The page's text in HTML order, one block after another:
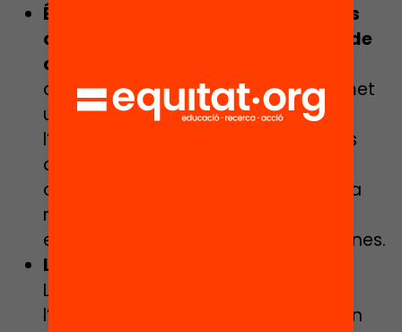
És recomanable abordar els temes
controvertits des d’una proposta de
centre
centre, més que no pas d’aula, permet
una pràctica més continuada amb
l’alumnat per desenvolupar millor les
competències de diàleg, una major
coherència entre el professorat i una
major protecció del professorat
enfront de possibles pressions externes.
L’avaluació també fa pensar
L’avaluació educativa i en especial
l’autoavaluació, són una eina més en